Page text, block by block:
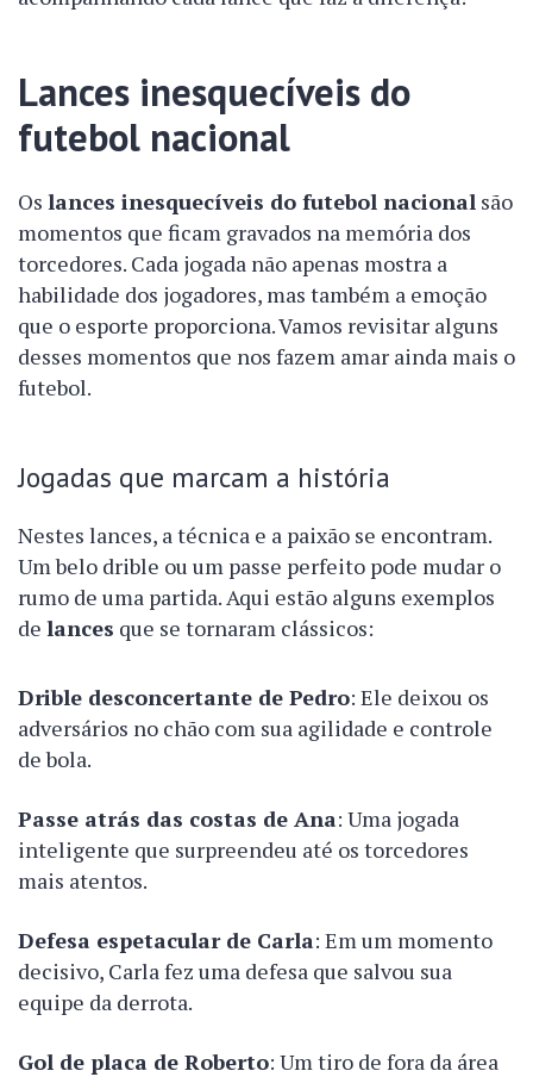
Lances inesquecíveis do
futebol nacional
Os lances inesquecíveis do futebol nacional são
momentos que ficam gravados na memória dos
torcedores. Cada jogada não apenas mostra a
habilidade dos jogadores, mas também a emoção
que o esporte proporciona. Vamos revisitar alguns
desses momentos que nos fazem amar ainda mais o
futebol.
Jogadas que marcam a história
Nestes lances, a técnica e a paixão se encontram.
Um belo drible ou um passe perfeito pode mudar o
rumo de uma partida. Aqui estão alguns exemplos
de lances que se tornaram clássicos:
Drible desconcertante de Pedro: Ele deixou os
adversários no chão com sua agilidade e controle
de bola.
Passe atrás das costas de Ana: Uma jogada
inteligente que surpreendeu até os torcedores
mais atentos.
Defesa espetacular de Carla: Em um momento
decisivo, Carla fez uma defesa que salvou sua
equipe da derrota.
Gol de placa de Roberto: Um tiro de fora da área